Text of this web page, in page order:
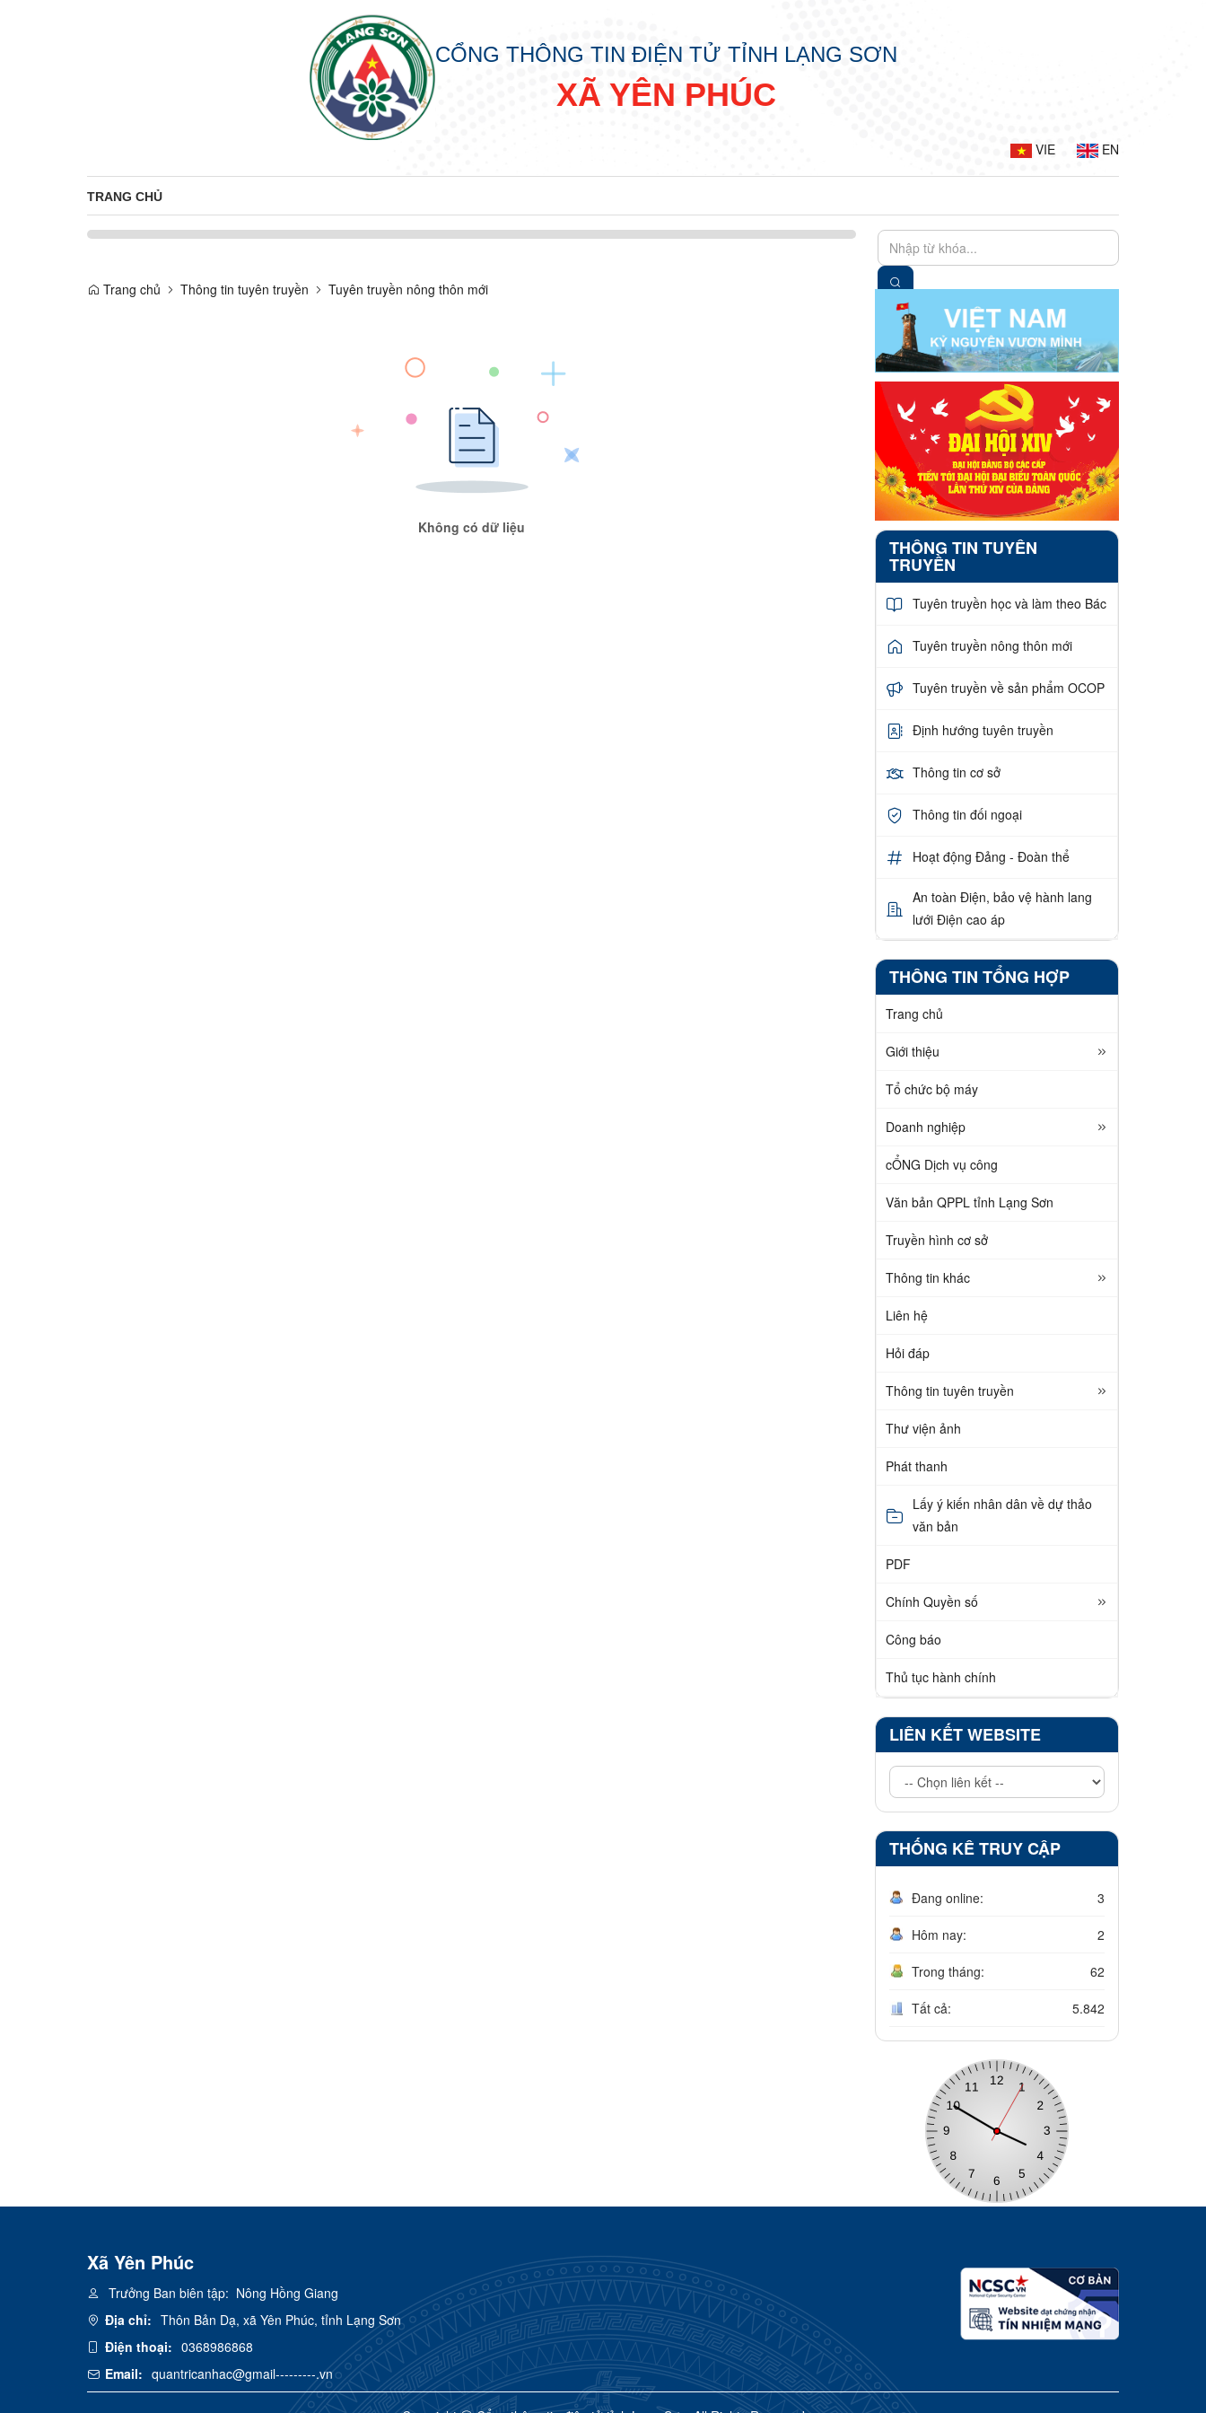
CỔNG THÔNG TIN ĐIỆN TỬ TỈNH LẠNG SƠN
XÃ YÊN PHÚC
VIE EN
TRANG CHỦ
Trang chủ Thông tin tuyên truyền Tuyên truyền nông thôn mới
Không có dữ liệu
THÔNG TIN TUYÊN
TRUYỀN
Tuyên truyền học và làm theo Bác
Tuyên truyền nông thôn mới
Tuyên truyền về sản phẩm OCOP
Định hướng tuyên truyền
Thông tin cơ sở
Thông tin đối ngoại
Hoạt động Đảng - Đoàn thể
An toàn Điện, bảo vệ hành lang
lưới Điện cao áp
THÔNG TIN TỔNG HỢP
Trang chủ
Giới thiệu
Tổ chức bộ máy
Doanh nghiệp
cỔNG Dịch vụ công
Văn bản QPPL tỉnh Lạng Sơn
Truyền hình cơ sở
Thông tin khác
Liên hệ
Hỏi đáp
Thông tin tuyên truyền
Thư viện ảnh
Phát thanh
Lấy ý kiến nhân dân về dự thảo
văn bản
PDF
Chính Quyền số
Công báo
Thủ tục hành chính
LIÊN KẾT WEBSITE
THỐNG KÊ TRUY CẬP
Đang online: 3
Hôm nay: 2
Trong tháng: 62
Tất cả: 5.842
Xã Yên Phúc
Trưởng Ban biên tập: Nông Hồng Giang
Địa chỉ: Thôn Bản Dạ, xã Yên Phúc, tỉnh Lạng Sơn
Điện thoại: 0368986868
Email: quantricanhac@gmail---------.vn